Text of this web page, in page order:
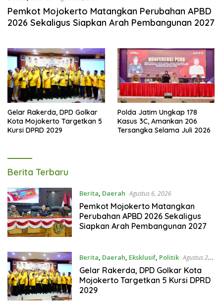
Pemkot Mojokerto Matangkan Perubahan APBD
2026 Sekaligus Siapkan Arah Pembangunan 2027
Gelar Rakerda, DPD Golkar
Kota Mojokerto Targetkan 5
Kursi DPRD 2029
Polda Jatim Ungkap 178
Kasus 3C, Amankan 206
Tersangka Selama Juli 2026
Tagarterkini
Berita Terbaru
Berita, Daerah Agustus 6, 2026
Pemkot Mojokerto Matangkan
Perubahan APBD 2026 Sekaligus
Siapkan Arah Pembangunan 2027
Berita, Daerah, Eksklusif, Politik Agustus 2,
2026
Gelar Rakerda, DPD Golkar Kota
Mojokerto Targetkan 5 Kursi DPRD
2029